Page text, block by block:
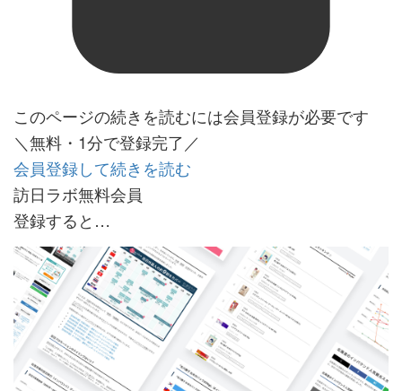
このページの続きを読むには会員登録が必要です
＼無料・1分で登録完了／
会員登録して続きを読む
訪日ラボ無料会員
登録すると…